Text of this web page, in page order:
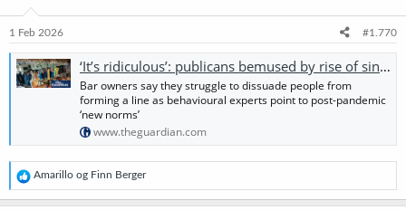
e
:
1 Feb 2026 #1.770
‘It’s ridiculous’: publicans bemused by rise of single-file queues to get served
Bar owners say they struggle to dissuade people from
forming a line as behavioural experts point to post-pandemic
‘new norms’
www.theguardian.com
R
e
a
Amarillo og Finn Berger